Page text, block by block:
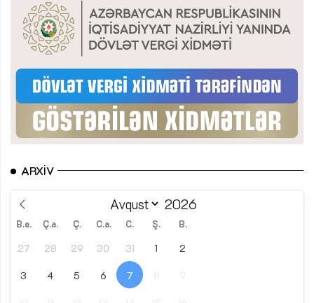
ARXIV
B.e. Ç.a. Ç. C.a. C. Ş. B.
27 28 29 30 31 1 2
3 4 5 6 7